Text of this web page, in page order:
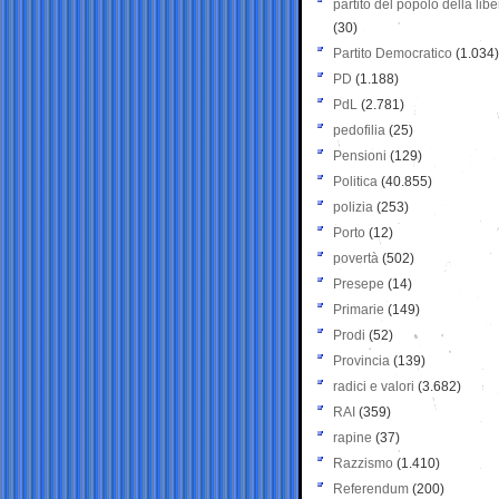
partito del popolo della
(30)
Partito Democratico (1.034)
PD (1.188)
PdL (2.781)
pedofilia (25)
Pensioni (129)
Politica (40.855)
polizia (253)
Porto (12)
povertà (502)
Presepe (14)
Primarie (149)
Prodi (52)
Provincia (139)
radici e valori (3.682)
RAI (359)
rapine (37)
Razzismo (1.410)
Referendum (200)